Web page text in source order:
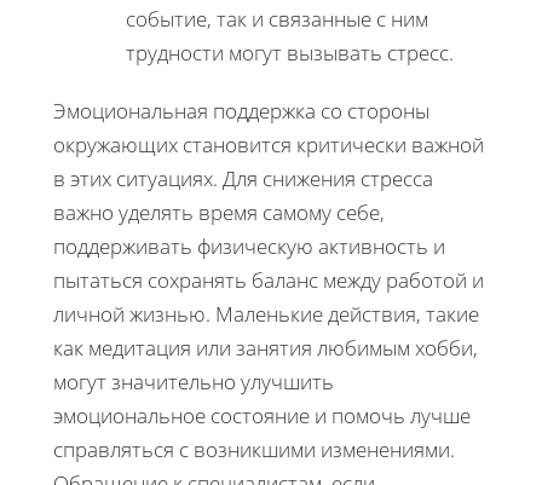
событие, так и связанные с ним
трудности могут вызывать стресс.
Эмоциональная поддержка со стороны
окружающих становится критически важной
в этих ситуациях. Для снижения стресса
важно уделять время самому себе,
поддерживать физическую активность и
пытаться сохранять баланс между работой и
личной жизнью. Маленькие действия, такие
как медитация или занятия любимым хобби,
могут значительно улучшить
эмоциональное состояние и помочь лучше
справляться с возникшими изменениями.